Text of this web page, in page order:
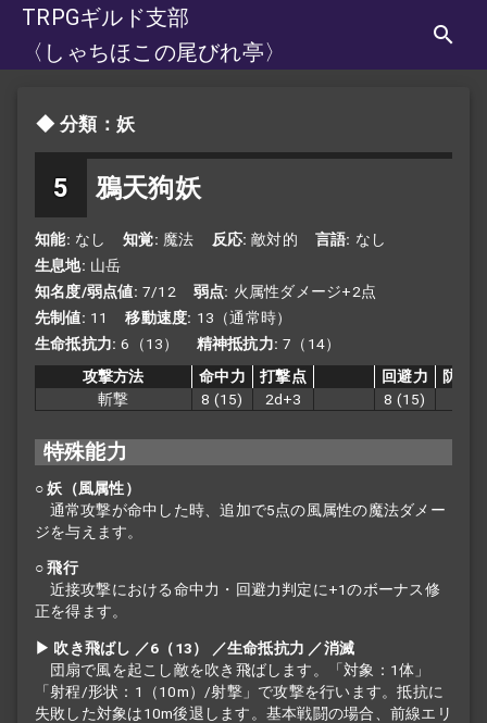
TRPGギルド支部
〈しゃちほこの尾びれ亭〉
分類：妖
5 鴉天狗妖
知能 なし 知覚 魔法 反応 敵対的 言語
なし
生息地 山岳
知名度/弱点値 7/12 弱点
火属性ダメージ+2点
先制値
11 移動速度
13（通常時）
生命抵抗力 6（13） 精神抵抗力 7（14）
攻撃方法
命中力 打撃点 回避力
防護
斬撃
8 (15) 2d+3 8 (15)
特殊能力
○ 妖（風属性）
通常攻撃が命中した時、追加で5点の風属性の魔法ダメー
ジを与えます。
○ 飛行
近接攻撃における命中力・回避力判定に+1のボーナス修
正を得ます。
▶ 吹き飛ばし ／6（13） ／生命抵抗力 ／消滅
団扇で風を起こし敵を吹き飛ばします。「対象：1体」
「射程/形状：1（10m）/射撃」で攻撃を行います。抵抗に
失敗した対象は10m後退します。基本戦闘の場合、前線エリ